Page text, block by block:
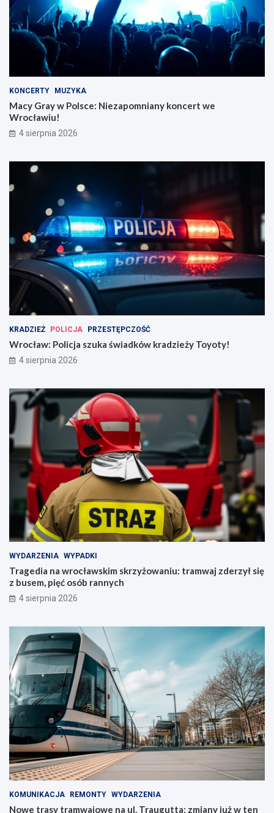
KONCERTY MUZYKA
Macy Gray w Polsce: Niezapomniany koncert we
Wrocławiu!
4 sierpnia 2026
KRADZIEŻ POLICJA PRZESTĘPCZOŚĆ
Wrocław: Policja szuka świadków kradzieży Toyoty!
4 sierpnia 2026
WYDARZENIA WYPADKI
Tragedia na wrocławskim skrzyżowaniu: tramwaj zderzył się
z busem, pięć osób rannych
4 sierpnia 2026
KOMUNIKACJA REMONTY WYDARZENIA
Nowe trasy tramwajowe na ul. Traugutta: zmiany już w ten